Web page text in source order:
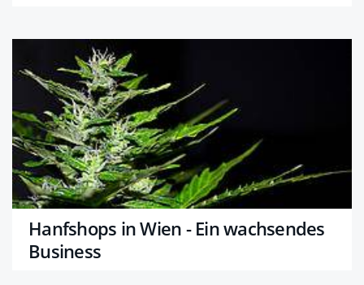
Hanfshops in Wien - Ein wachsendes
Business